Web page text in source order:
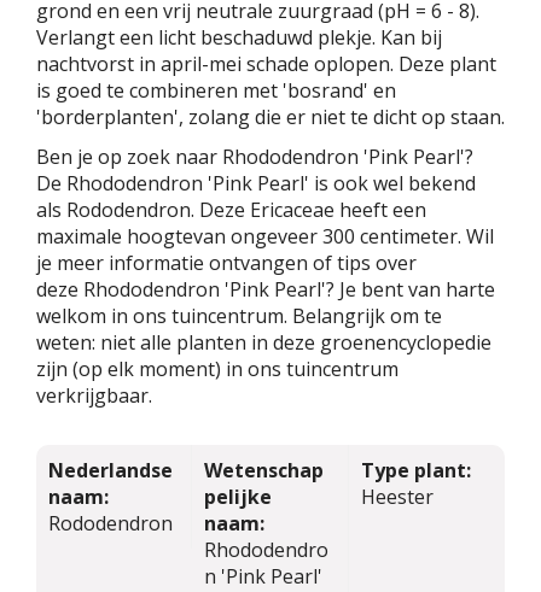
grond en een vrij neutrale zuurgraad (pH = 6 - 8).
Verlangt een licht beschaduwd plekje. Kan bij
nachtvorst in april-mei schade oplopen. Deze plant
is goed te combineren met 'bosrand' en
'borderplanten', zolang die er niet te dicht op staan.
Ben je op zoek naar Rhododendron 'Pink Pearl'?
De Rhododendron 'Pink Pearl' is ook wel bekend
als Rododendron. Deze Ericaceae heeft een
maximale hoogtevan ongeveer 300 centimeter. Wil
je meer informatie ontvangen of tips over
deze Rhododendron 'Pink Pearl'? Je bent van harte
welkom in ons tuincentrum. Belangrijk om te
weten: niet alle planten in deze groenencyclopedie
zijn (op elk moment) in ons tuincentrum
verkrijgbaar.
Nederlandse
naam:
Rododendron
Wetenschap
pelijke
naam:
Rhododendro
n 'Pink Pearl'
Type plant:
Heester